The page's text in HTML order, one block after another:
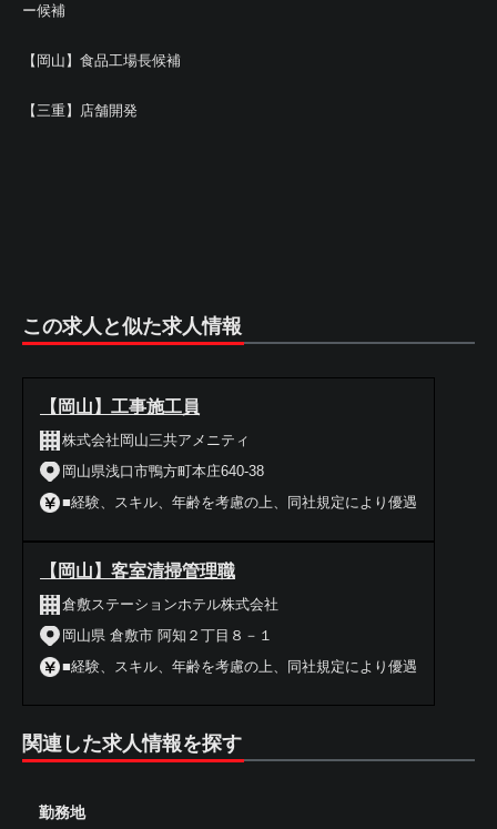
ー候補
【岡山】食品工場長候補
【三重】店舗開発
この求人と似た求人情報
【岡山】工事施工員
株式会社岡山三共アメニティ
岡山県浅口市鴨方町本庄640-38
■経験、スキル、年齢を考慮の上、同社規定により優遇
【岡山】客室清掃管理職
倉敷ステーションホテル株式会社
岡山県 倉敷市 阿知２丁目８－１
■経験、スキル、年齢を考慮の上、同社規定により優遇
関連した求人情報を探す
勤務地